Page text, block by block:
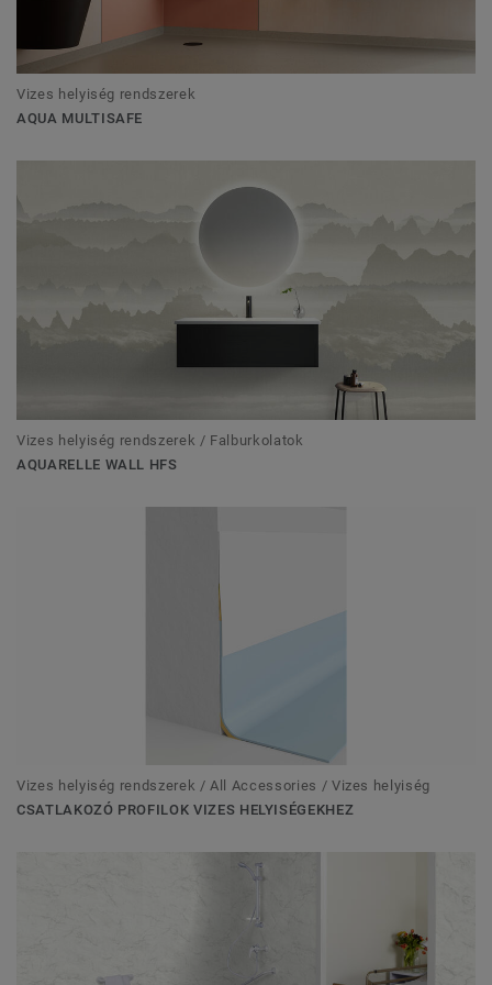
Vizes helyiség rendszerek
AQUA MULTISAFE
Vizes helyiség rendszerek / Falburkolatok
AQUARELLE WALL HFS
Vizes helyiség rendszerek / All Accessories / Vizes helyiség
CSATLAKOZÓ PROFILOK VIZES HELYISÉGEKHEZ